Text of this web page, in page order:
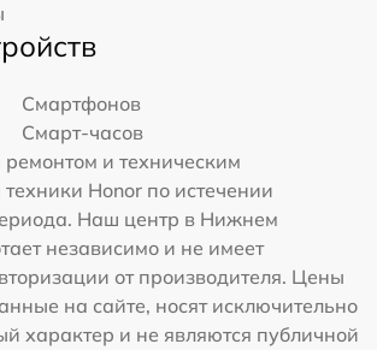
Смартфонов
Смарт-часов
и техническим
Honor по истечении
Наш центр в Нижнем
независимо и не имеет
от производителя. Цены
на сайте, носят исключительно
характер и не являются публичной